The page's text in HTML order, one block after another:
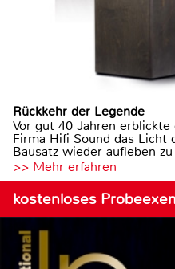
Rückkehr der Legende
Vor gut 40 Jahren
Firma Hifi Sound das Licht
Bausatz wieder aufleben
>> Mehr erfahren
kostenloses